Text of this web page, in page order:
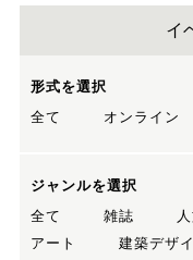
イ
形式を選択
全て
オンライン
ジャンルを選択
全て
雑誌
アート
建築デザ